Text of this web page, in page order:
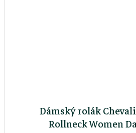
Dámský rolák
Rollneck Women